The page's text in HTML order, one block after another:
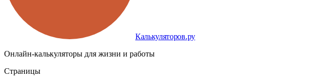
Калькуляторов.ру
Онлайн-калькуляторы для жизни и работы
Страницы